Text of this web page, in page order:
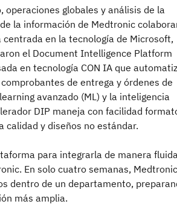
operaciones globales y análisis de la
la información de Medtronic
centrada en la tecnología de Microsoft,
el Document Intelligence Platform
en tecnología CON IA que
de entrega y órdenes de
avanzado (ML) y la inteligencia
DIP maneja con facilidad
calidad y diseños no estándar.
para integrarla de manera
En solo cuatro semanas, Medtronic
dentro de un departamento,
más amplia.